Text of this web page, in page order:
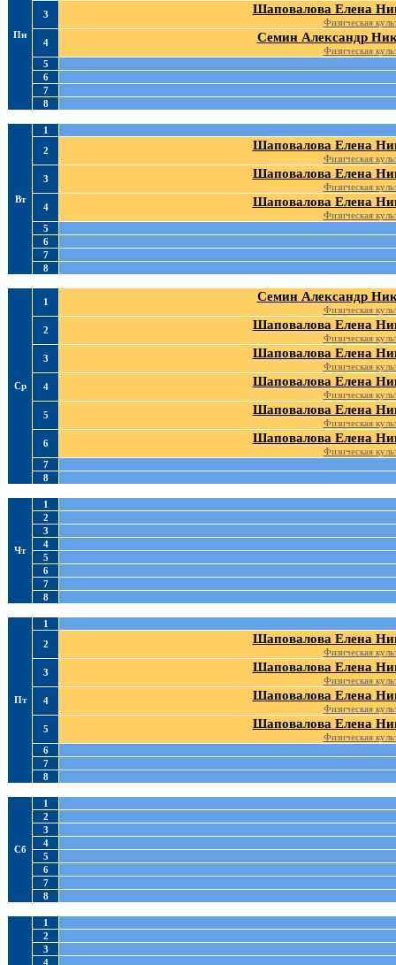
Пн
3
Шаповалова Елена
Физическая
4
Семин Александр
Физическая
5
6
7
8
Вт
1
2
Шаповалова Елена
Физическая
3
Шаповалова Елена
Физическая
4
Шаповалова Елена
Физическая
5
6
7
8
Ср
1 Семин Александр
Физическая
2
Шаповалова Елена
Физическая
3
Шаповалова Елена
Физическая
4
Шаповалова Елена
Физическая
5
Шаповалова Елена
Физическая
6
Шаповалова Елена
Физическая
7
8
Чт
1
2
3
4
5
6
7
8
Пт
1
2
Шаповалова Елена
Физическая
3
Шаповалова Елена
Физическая
4
Шаповалова Елена
Физическая
5
Шаповалова Елена
Физическая
6
7
8
Сб
1
2
3
4
5
6
7
8
1
2
3
4